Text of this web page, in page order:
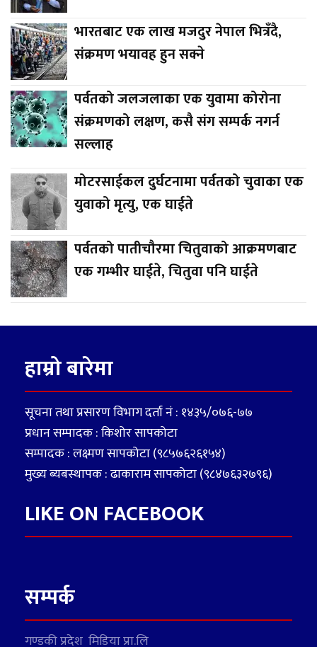
भारतबाट एक लाख मजदुर नेपाल भित्रँदै,
संक्रमण भयावह हुन सक्ने
पर्वतको जलजलाका एक युवामा कोरोना
संक्रमणको लक्षण, कसै संग सम्पर्क नगर्न
सल्लाह
मोटरसाईकल दुर्घटनामा पर्वतको चुवाका एक
युवाको मृत्यु, एक घाईते
पर्वतको पातीचौरमा चितुवाको आक्रमणबाट
एक गम्भीर घाईते, चितुवा पनि घाईते
हाम्रो बारेमा
सूचना तथा प्रसारण विभाग दर्ता नं : १४३५/०७६-७७
प्रधान सम्पादक : किशोर सापकोटा
सम्पादक : लक्ष्मण सापकोटा (९८५७६२६१५४)
मुख्य ब्यबस्थापक : ढाकाराम सापकोटा (९८४७६३२७९६)
LIKE ON FACEBOOK
सम्पर्क
गण्डकी प्रदेश मिडिया प्रा.लि